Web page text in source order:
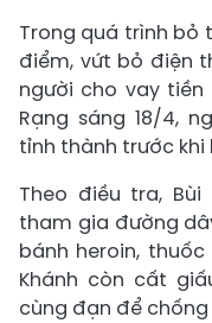
Trong quá trình bỏ
điểm, vứt bỏ điện
người cho vay
Rạng sáng 18/4,
tỉnh thành trước khi
Theo điều tra,
tham gia đường
bánh heroin,
Khánh còn cất
cùng đạn để